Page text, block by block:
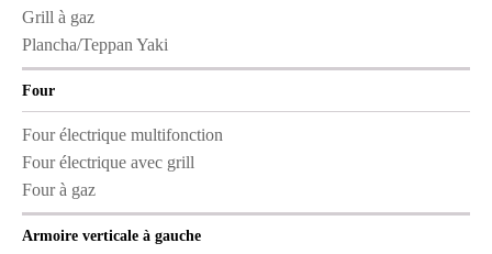
Grill à gaz
Plancha/Teppan Yaki
Four
Four électrique multifonction
Four électrique avec grill
Four à gaz
Armoire verticale à gauche